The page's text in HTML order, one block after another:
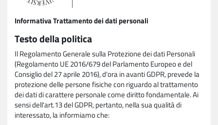
Informativa Trattamento dei dati personali
Testo della politica
Il Regolamento Generale sulla Protezione dei dati Personali
(Regolamento UE 2016/679 del Parlamento Europeo e del
Consiglio del 27 aprile 2016), d'ora in avanti GDPR, prevede la
protezione delle persone fisiche con riguardo al trattamento
dei dati di carattere personale come diritto fondamentale. Ai
sensi dell'art.13 del GDPR, pertanto, nella sua qualità di
interessato, la informiamo che: